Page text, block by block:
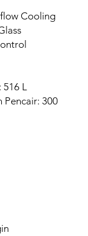
Cooling
516 L
Pencair: 300